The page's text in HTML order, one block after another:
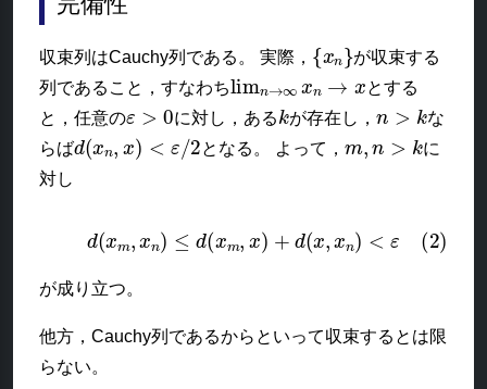
収束列はCauchy列である。 実際，
{x }
が収束する
列であること，すなわち
lim n →x
とする
と，任意の
に対し，ある
k
が存在し，
な
らば
d( )<
となる。 よって，
に
対し
(2) (x m ,x n)≤d m, x) +d(x x n) ε
が成り立つ。
他方，Cauchy列であるからといって収束するとは限
らない。